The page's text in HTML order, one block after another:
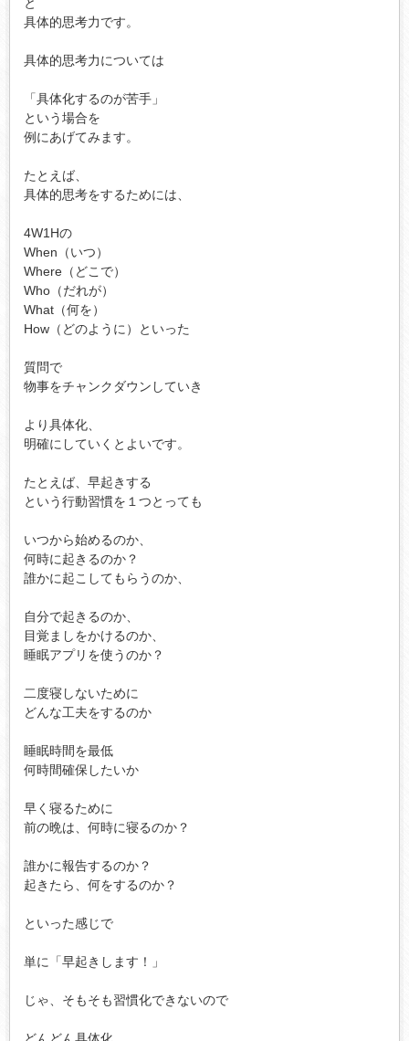
具体的思考力です。
具体的思考力については
「具体化するのが苦手」
という場合を
例にあげてみます。
たとえば、
具体的思考をするためには、
4W1Hの
When（いつ）
Where（どこで）
Who（だれが）
What（何を）
How（どのように）といった
質問で
物事をチャンクダウンしていき
より具体化、
明確にしていくとよいです。
たとえば、早起きする
という行動習慣を１つとっても
いつから始めるのか、
何時に起きるのか？
誰かに起こしてもらうのか、
自分で起きるのか、
目覚ましをかけるのか、
睡眠アプリを使うのか？
二度寝しないために
どんな工夫をするのか
睡眠時間を最低
何時間確保したいか
早く寝るために
前の晩は、何時に寝るのか？
誰かに報告するのか？
起きたら、何をするのか？
といった感じで
単に「早起きします！」
じゃ、そもそも習慣化できないので